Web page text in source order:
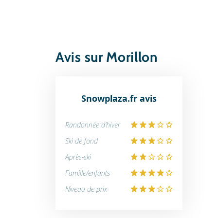
Avis sur Morillon
Snowplaza.fr avis
Randonnée d'hiver
Ski de fond
Après-ski
Famille/enfants
Niveau de prix